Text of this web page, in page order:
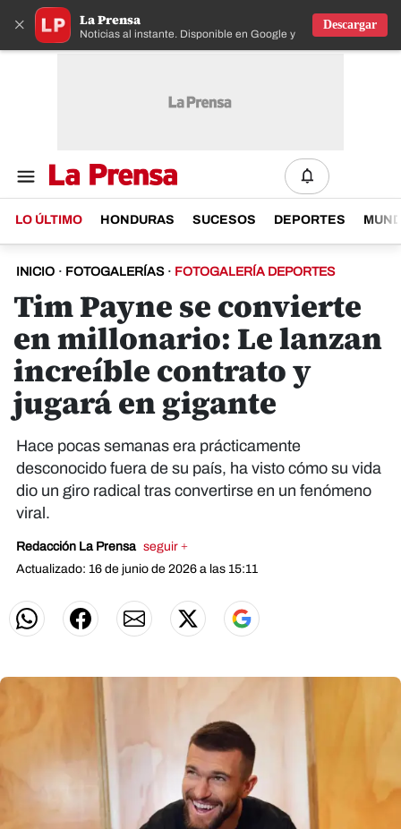
× La Prensa
Noticias al instante. Disponible en Google y IOS
Descargar
LO ÚLTIMO HONDURAS SUCESOS DEPORTES
INICIO · FOTOGALERÍAS · FOTOGALERÍA DEPORTES
Tim Payne se convierte
en millonario: Le lanzan
increíble contrato y
jugará en gigante
Hace pocas semanas era prácticamente
desconocido fuera de su país, ha visto cómo su vida
dio un giro radical tras convertirse en un fenómeno
viral.
Redacción La Prensa seguir +
Actualizado: 16 de junio de 2026 a las 15:11